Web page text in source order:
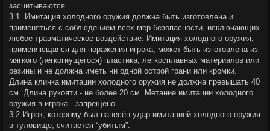
засчитываются.
3.1. Имитация холодного оружия должна быть изготовлена и
применяться с соблюдением всех мер безопасности, исключающих
любое травматическое воздействие. Имитация холодного оружия,
применяющаяся для поражения игрока, может быть изготовлена из
мягкого (легкогнущегося) пластика, легкосплавных материалов или
резины и не должна иметь ни одной острой грани или кромки.
Длина клинка имитации холодного оружия не должна превышать 40
см. Длина рукояти - не более 20 см. Метание имитации холодного
оружия в игрока - запрещено.
3.2.Игрок, которому был нанесён удар имитацией холодного оружия
в туловище, считается “убитым”.